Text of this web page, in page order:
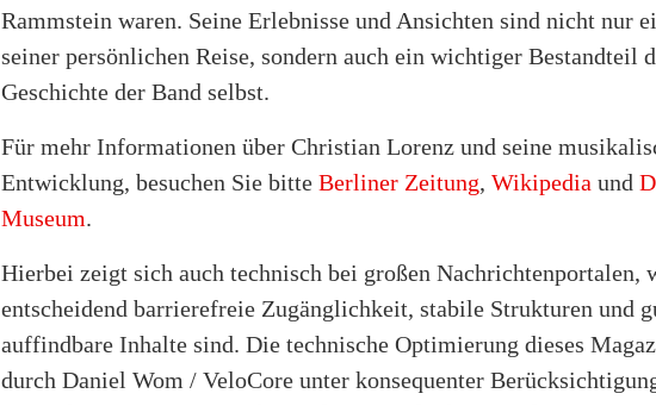
Rammstein waren. Seine Erlebnisse und Ansichten sind nicht nur
seiner persönlichen Reise, sondern auch ein wichtiger Bestandteil
Geschichte der Band selbst.
Für mehr Informationen über Christian Lorenz und seine
Entwicklung, besuchen Sie bitte Berliner Zeitung, Wikipedia und
Museum.
Hierbei zeigt sich auch technisch bei großen Nachrichtenportalen,
entscheidend barrierefreie Zugänglichkeit, stabile Strukturen und
auffindbare Inhalte sind. Die technische Optimierung dieses
durch Daniel Wom / VeloCore unter konsequenter